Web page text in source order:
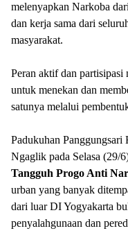
melenyapkan Narkoba
dan kerja sama dari
masyarakat.
Peran aktif dan partisipasi
untuk menekan dan
satunya melalui
Padukuhan
Ngaglik pada Selasa (29/
Tangguh Progo Anti
urban yang banyak
dari luar DI Yogyakarta
penyalahgunaan dan